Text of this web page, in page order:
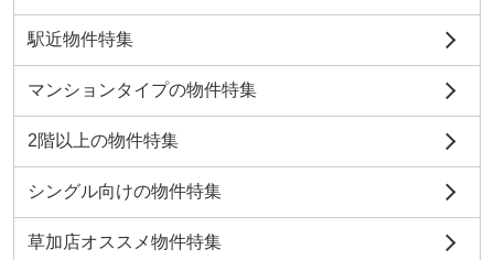
駅近物件特集
マンションタイプの物件特集
2階以上の物件特集
シングル向けの物件特集
草加店オススメ物件特集